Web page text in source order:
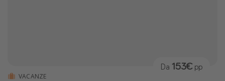
VACANZE
Da 153€ pp